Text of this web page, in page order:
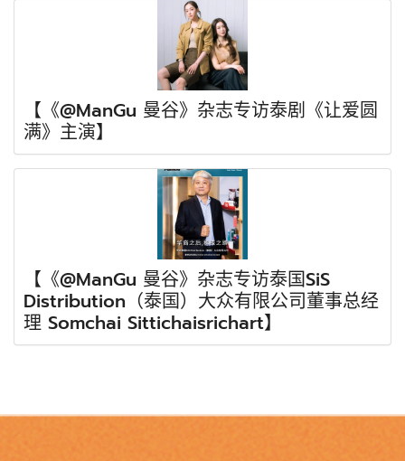
【《@ManGu 曼谷》杂志专访泰剧《让爱圆
满》主演】
【《@ManGu 曼谷》杂志专访泰国SiS
Distribution（泰国）大众有限公司董事总经
理 Somchai Sittichaisrichart】